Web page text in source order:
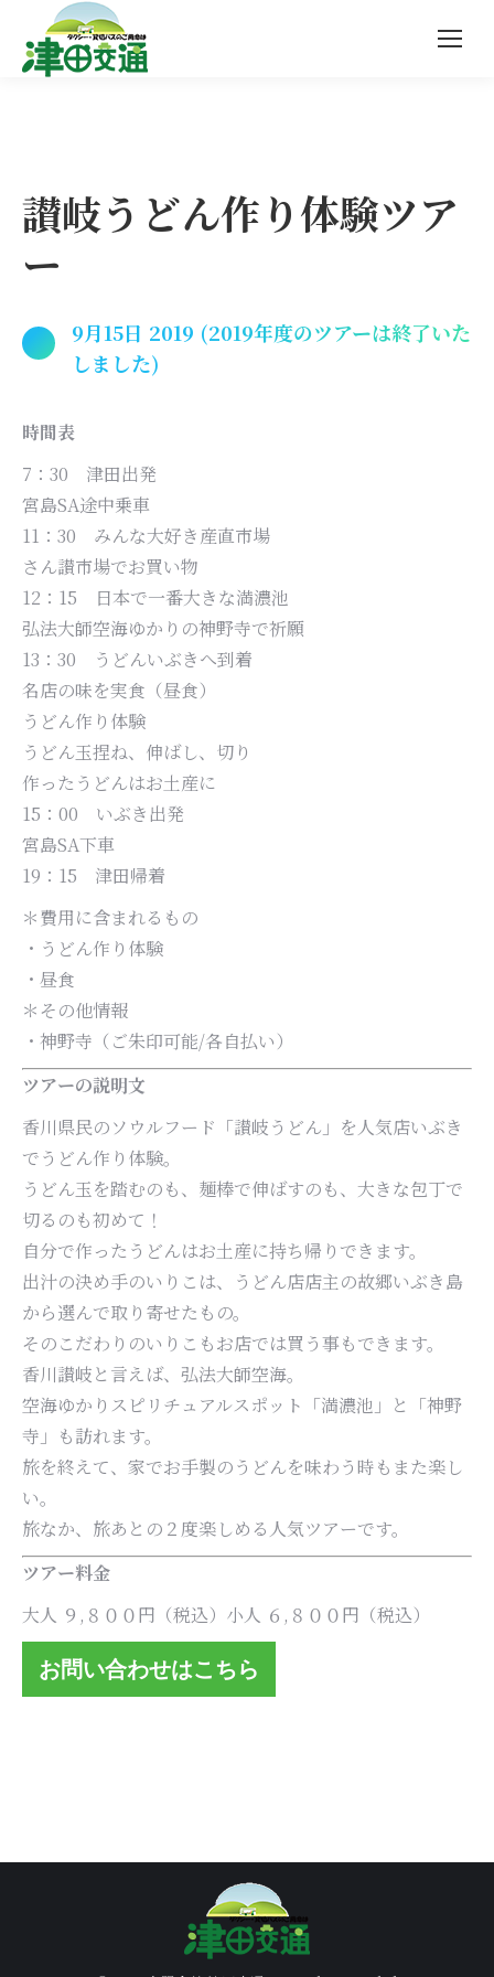
讃岐うどん作り体験ツア
ー
9月15日 2019 (2019年度のツアーは終了いた
しました)
時間表
7：30 津田出発
宮島SA途中乗車
11：30 みんな大好き産直市場
さん讃市場でお買い物
12：15 日本で一番大きな満濃池
弘法大師空海ゆかりの神野寺で祈願
13：30 うどんいぶきへ到着
名店の味を実食（昼食）
うどん作り体験
うどん玉捏ね、伸ばし、切り
作ったうどんはお土産に
15：00 いぶき出発
宮島SA下車
19：15 津田帰着
＊費用に含まれるもの
・うどん作り体験
・昼食
＊その他情報
・神野寺（ご朱印可能/各自払い）
ツアーの説明文
香川県民のソウルフード「讃岐うどん」を人気店いぶき
でうどん作り体験。
うどん玉を踏むのも、麺棒で伸ばすのも、大きな包丁で
切るのも初めて！
自分で作ったうどんはお土産に持ち帰りできます。
出汁の決め手のいりこは、うどん店店主の故郷いぶき島
から選んで取り寄せたもの。
そのこだわりのいりこもお店では買う事もできます。
香川讃岐と言えば、弘法大師空海。
空海ゆかりスピリチュアルスポット「満濃池」と「神野
寺」も訪れます。
旅を終えて、家でお手製のうどんを味わう時もまた楽し
い。
旅なか、旅あとの２度楽しめる人気ツアーです。
ツアー料金
大人 ９,８００円（税込）小人 ６,８００円（税込）
お問い合わせはこちら